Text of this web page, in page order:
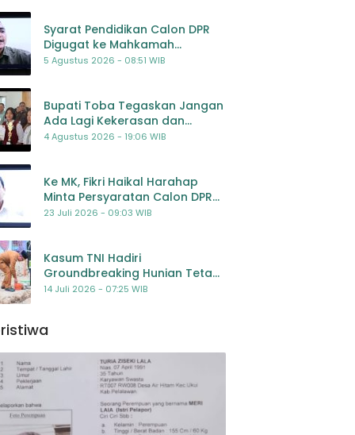
Syarat Pendidikan Calon DPR
Digugat ke Mahkamah
Konstitusi
5 Agustus 2026 - 08:51 WIB
Bupati Toba Tegaskan Jangan
Ada Lagi Kekerasan dan
Bullying Terhadap Anak,
4 Agustus 2026 - 19:06 WIB
Ke MK, Fikri Haikal Harahap
Minta Persyaratan Calon DPR
Dilengkapi Penilaian
23 Juli 2026 - 09:03 WIB
Kasum TNI Hadiri
Groundbreaking Hunian Tetap
Pascabencana di
14 Juli 2026 - 07:25 WIB